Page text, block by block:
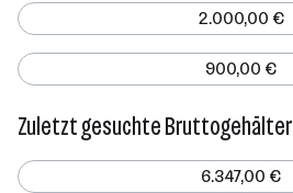
2.000,00 €
900,00 €
Zuletzt gesuchte Bruttogehälter
6.347,00 €